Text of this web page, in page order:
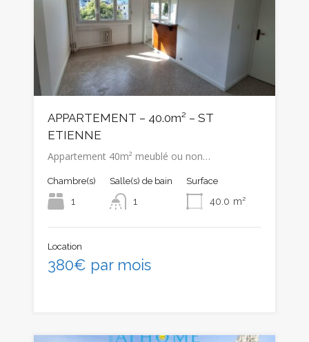
APPARTEMENT – 40.0m² – ST
ETIENNE
Appartement 40m² meublé ou non…
Chambre(s)
1
Salle(s) de bain
1
Surface
40.0 m²
Location
380€ par mois